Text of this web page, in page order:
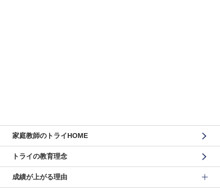
家庭教師のトライHOME
トライの教育理念
成績が上がる理由